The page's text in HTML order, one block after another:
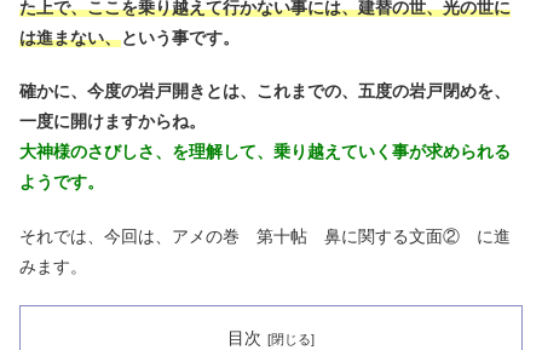
た上で、ここを乗り越えて行かない事には、建替の世、光の世に
は進まない、という事です。
確かに、今度の岩戸開きとは、これまでの、五度の岩戸閉めを、
一度に開けますからね。
大神様のさびしさ、を理解して、乗り越えていく事が求められる
ようです。
それでは、今回は、アメの巻 第十帖 鼻に関する文面② に進
みます。
目次